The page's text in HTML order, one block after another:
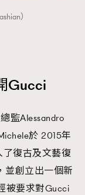
）
Gucci
監Alessandro
於 2015年
復古及文藝復
並創立出一個新
被要求對Gucci